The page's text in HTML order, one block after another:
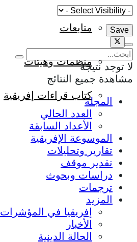
متابعات
منظمات وهيئات
كتاب قراءات إفريقية
لا توجد نتيجة
مشاهدة جميع النتائج
المجلة
العدد الحالي
الأعداد السابقة
الموسوعة الإفريقية
تقارير وتحليلات
تقدير موقف
دراسات وبحوث
ترجمات
المزيد
إفريقيا في المؤشرات
الأخبار
الحالة الدينية